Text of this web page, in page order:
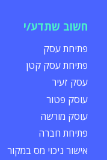
חשוב שתדע/י
פתיחת עסק
פתיחת עסק קטן
עסק זעיר
עוסק פטור
עוסק מורשה
פתיחת חברה
אישור ניכוי מס במקור